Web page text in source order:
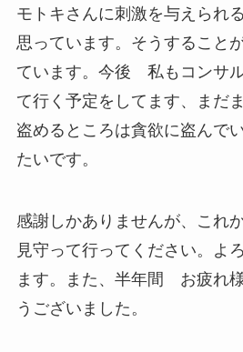
モトキさんに刺激を与えられ
思っています。そうすること
ています。今後 私もコンサ
て行く予定をしてます、まだ
盗めるところは貪欲に盗んで
たいです。
感謝しかありませんが、これ
見守って行ってください。よ
ます。また、半年間 お疲れ
うございました。